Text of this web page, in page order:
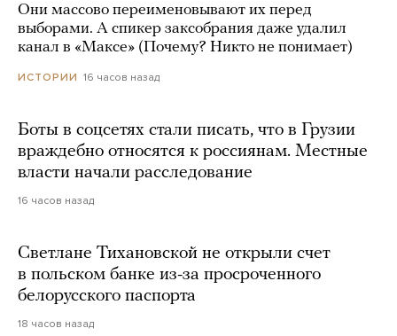
Они массово переименовывают их перед
выборами. А спикер заксобрания даже удалил
канал в «Максе» (Почему? Никто не понимает)
ИСТОРИИ 16 часов назад
Боты в соцсетях стали писать, что в Грузии
враждебно относятся к россиянам. Местные
власти начали расследование
16 часов назад
Светлане Тихановской не открыли счет
в польском банке из-за просроченного
белорусского паспорта
18 часов назад